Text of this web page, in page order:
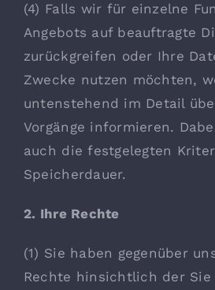
(4) Falls wir für einzelne
Angebots auf beauftragte
zurückgreifen oder Ihre
Zwecke nutzen möchten,
untenstehend im Detail
Vorgänge informieren.
auch die festgelegten
Speicherdauer.
2. Ihre Rechte
(1) Sie haben gegenüber
Rechte hinsichtlich der